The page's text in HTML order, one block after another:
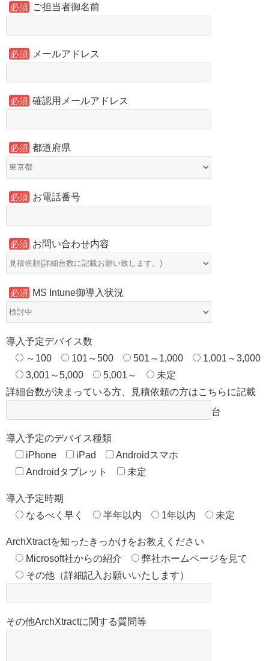
必須 ご担当者御名前
必須 メールアドレス
必須 確認用メールアドレス
必須 都道府県
必須 お電話番号
必須 お問い合わせ内容
必須 MS Intune御導入状況
導入予定デバイス数
～100
101～500 501～1,000
1,001～3,000
3,001～5,000
5,001～
未定
詳細台数が決まっている方、見積依頼の方はこちらに記載
台
導入予定のデバイス種類
iPhone
iPad
Androidスマホ
Androidタブレット
未定
導入予定時期
なるべく早く
半年以内 1年以内 未定
ArchXtractを知ったきっかけをお教えください
Microsoft社からの紹介
弊社ホームページを見て
その他（詳細記入お願いいたします）
その他ArchXtractに関する質問等